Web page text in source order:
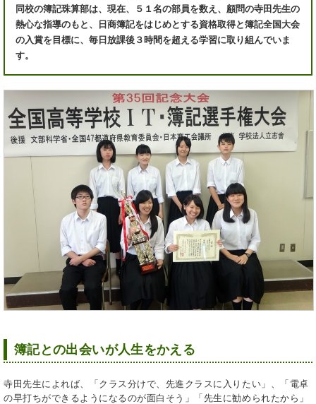
同校の簿記珠算部は、現在、５１名の部員を数え、顧問の寺田先生の
熱心な指導のもと、日商簿記をはじめとする資格取得と簿記全国大会
の入賞を目標に、毎日放課後３時間を超える学習に取り組んでいま
す。
簿記との出会いが人生をかえる
寺田先生によれば、「クラス分けで、先進クラスに入りたい」、「電卓
の早打ちができるようになるのが面白そう」「先生に勧められたから」